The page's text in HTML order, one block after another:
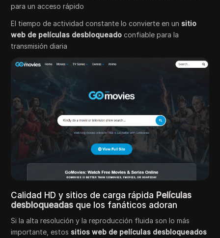
para un acceso rápido
El tiempo de actividad constante lo convierte en un sitio
web de películas desbloqueado confiable para la
transmisión diaria
Calidad HD y sitios de carga rápida Películas
desbloqueadas que los fanáticos adoran
Si la alta resolución y la reproducción fluida son lo más
importante, estos sitios web de películas desbloqueados